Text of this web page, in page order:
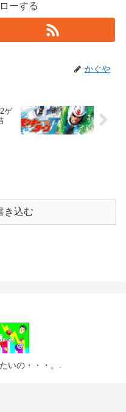
ーする
かぐや
ゲ
き込む
いの・・・。.